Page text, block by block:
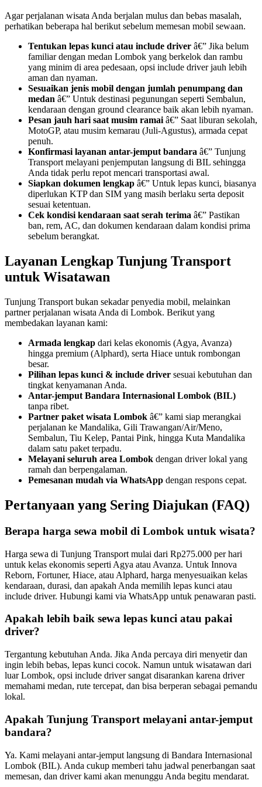
Agar perjalanan wisata Anda berjalan mulus dan bebas masalah,
perhatikan beberapa hal berikut sebelum memesan mobil sewaan.
Tentukan lepas kunci atau include driver â€” Jika belum
familiar dengan medan Lombok yang berkelok dan rambu
yang minim di area pedesaan, opsi include driver jauh lebih
aman dan nyaman.
Sesuaikan jenis mobil dengan jumlah penumpang dan
medan â€” Untuk destinasi pegunungan seperti Sembalun,
kendaraan dengan ground clearance baik akan lebih nyaman.
Pesan jauh hari saat musim ramai â€” Saat liburan sekolah,
MotoGP, atau musim kemarau (Juli-Agustus), armada cepat
penuh.
Konfirmasi layanan antar-jemput bandara â€” Tunjung
Transport melayani penjemputan langsung di BIL sehingga
Anda tidak perlu repot mencari transportasi awal.
Siapkan dokumen lengkap â€” Untuk lepas kunci, biasanya
diperlukan KTP dan SIM yang masih berlaku serta deposit
sesuai ketentuan.
Cek kondisi kendaraan saat serah terima â€” Pastikan
ban, rem, AC, dan dokumen kendaraan dalam kondisi prima
sebelum berangkat.
Layanan Lengkap Tunjung Transport
untuk Wisatawan
Tunjung Transport bukan sekadar penyedia mobil, melainkan
partner perjalanan wisata Anda di Lombok. Berikut yang
membedakan layanan kami:
Armada lengkap dari kelas ekonomis (Agya, Avanza)
hingga premium (Alphard), serta Hiace untuk rombongan
besar.
Pilihan lepas kunci & include driver sesuai kebutuhan dan
tingkat kenyamanan Anda.
Antar-jemput Bandara Internasional Lombok (BIL)
tanpa ribet.
Partner paket wisata Lombok â€” kami siap merangkai
perjalanan ke Mandalika, Gili Trawangan/Air/Meno,
Sembalun, Tiu Kelep, Pantai Pink, hingga Kuta Mandalika
dalam satu paket terpadu.
Melayani seluruh area Lombok dengan driver lokal yang
ramah dan berpengalaman.
Pemesanan mudah via WhatsApp dengan respons cepat.
Pertanyaan yang Sering Diajukan (FAQ)
Berapa harga sewa mobil di Lombok untuk wisata?
Harga sewa di Tunjung Transport mulai dari Rp275.000 per hari
untuk kelas ekonomis seperti Agya atau Avanza. Untuk Innova
Reborn, Fortuner, Hiace, atau Alphard, harga menyesuaikan kelas
kendaraan, durasi, dan apakah Anda memilih lepas kunci atau
include driver. Hubungi kami via WhatsApp untuk penawaran pasti.
Apakah lebih baik sewa lepas kunci atau pakai
driver?
Tergantung kebutuhan Anda. Jika Anda percaya diri menyetir dan
ingin lebih bebas, lepas kunci cocok. Namun untuk wisatawan dari
luar Lombok, opsi include driver sangat disarankan karena driver
memahami medan, rute tercepat, dan bisa berperan sebagai pemandu
lokal.
Apakah Tunjung Transport melayani antar-jemput
bandara?
Ya. Kami melayani antar-jemput langsung di Bandara Internasional
Lombok (BIL). Anda cukup memberi tahu jadwal penerbangan saat
memesan, dan driver kami akan menunggu Anda begitu mendarat.